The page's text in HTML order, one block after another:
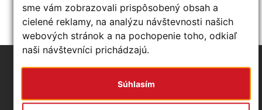
sme vám zobrazovali prispôsobený obsah a
cielené reklamy, na analýzu návštevnosti našich
webových stránok a na pochopenie toho, odkiaľ
naši návštevníci prichádzajú.
Súhlasím
obchodné podmienky